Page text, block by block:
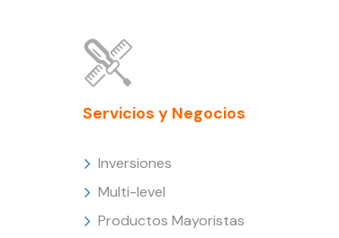
Servicios y Negocios
Inversiones
Multi-level
Productos Mayoristas